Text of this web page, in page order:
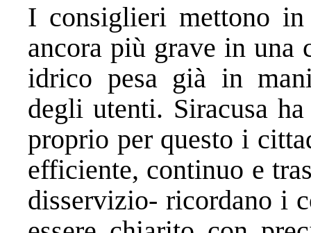
I consiglieri mettono in
ancora più grave in
idrico pesa già in
degli utenti. Siracusa
proprio per questo i
efficiente, continuo e
disservizio- ricordano i